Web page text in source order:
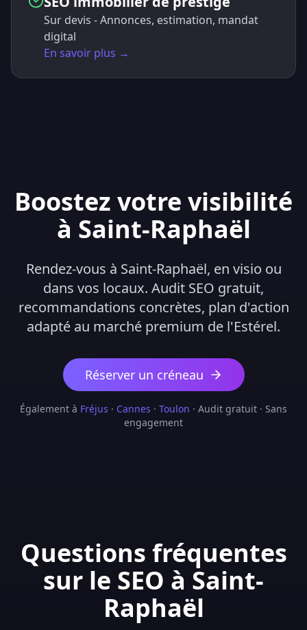
Sur devis - Annonces, estimation, mandat
digital
En savoir plus →
Boostez votre visibilité
à Saint-Raphaël
Rendez-vous à Saint-Raphaël, en visio ou
dans vos locaux. Audit SEO gratuit,
recommandations concrètes, plan d'action
adapté au marché premium de l'Estérel.
Réserver un créneau
Également à Fréjus · Cannes · Toulon · Audit gratuit · Sans
engagement
Questions fréquentes
sur le SEO à Saint-
Raphaël